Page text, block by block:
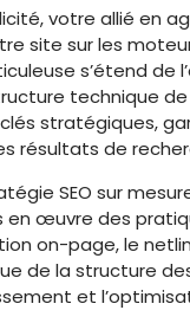
votre allié en
site sur les
s’étend de
technique
stratégiques,
résultats de
SEO sur
en œuvre des
on-page, le
de la structure
et